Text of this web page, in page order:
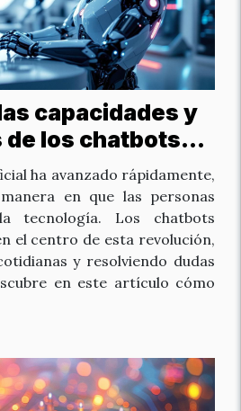
capacidades y
los chatbots
ha avanzado rápidamente,
en que las personas
tecnología. Los chatbots
el centro de esta revolución,
y resolviendo dudas
en este artículo cómo